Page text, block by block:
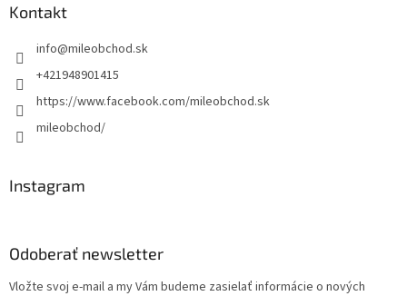
Kontakt
info@mileobchod.sk
+421948901415
https://www.facebook.com/mileobchod.sk
mileobchod/
Instagram
Odoberať newsletter
Vložte svoj e-mail a my Vám budeme zasielať informácie o nových